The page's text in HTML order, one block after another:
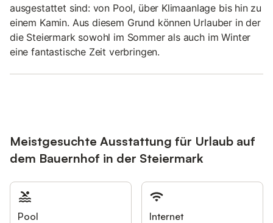
ausgestattet sind: von Pool, über Klimaanlage bis hin zu
einem Kamin. Aus diesem Grund können Urlauber in der
die Steiermark sowohl im Sommer als auch im Winter
eine fantastische Zeit verbringen.
Meistgesuchte Ausstattung für Urlaub auf
dem Bauernhof in der Steiermark
Pool Internet